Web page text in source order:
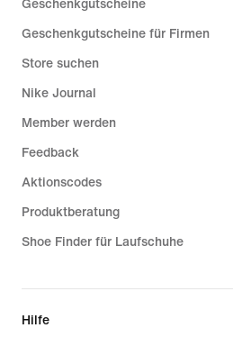
Geschenkgutscheine
Geschenkgutscheine für Firmen
Store suchen
Nike Journal
Member werden
Feedback
Aktionscodes
Produktberatung
Shoe Finder für Laufschuhe
Hilfe